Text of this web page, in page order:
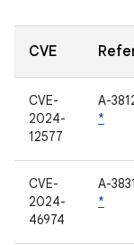
CVE
CVE-
2024-
12577
A-
*
CVE-
2024-
46974
A-
*